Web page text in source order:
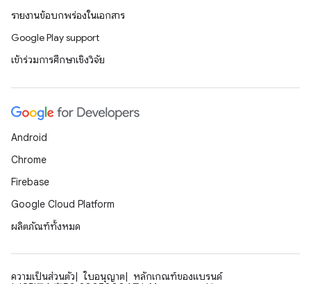
รายงานข้อบกพร่องในเอกสาร
Google Play support
เข้าร่วมการศึกษาเชิงวิจัย
Android
Chrome
Firebase
Google Cloud Platform
ผลิตภัณฑ์ทั้งหมด
ความเป็นส่วนตัว ใบอนุญาต
หลักเกณฑ์ของแบรนด์